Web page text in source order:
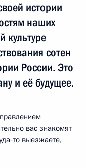
истории
наших
культуре
сотен
России. Это
и её будущее.
вас знакомят
выезжаете,